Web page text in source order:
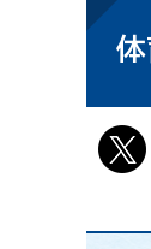
体